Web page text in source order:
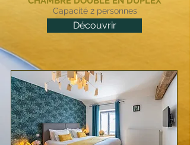
Capacité 2 personnes
Découvrir